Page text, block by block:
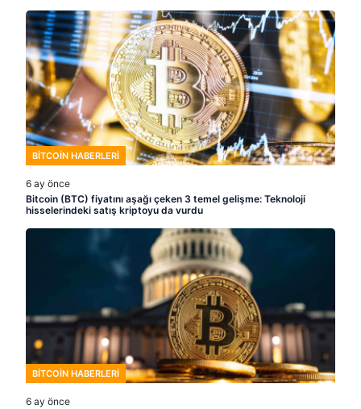
BITCOIN HABERLERI
6 ay önce
Bitcoin (BTC) fiyatını aşağı çeken 3 temel gelişme: Teknoloji
hisselerindeki satış kriptoyu da vurdu
BITCOIN HABERLERI
6 ay önce